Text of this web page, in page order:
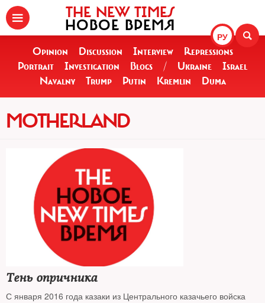
РУ
THE NEW TIMES
НОВОЕ ВРЕМЯ
Opinion Discussion Interview
Repressions
Portrait
Investigation Blogs / Ukraine
Israel
Navalny
Trump Putin Kremlin Duma
MOTHERLAND
Тень опричника
С января 2016 года казаки из Центрального казачьего войска